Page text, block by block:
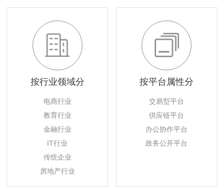
按行业领域分
电商行业
教育行业
金融行业
IT行业
传统企业
房地产行业
按平台属性分
交易型平台
供应链平台
办公协作平台
政务公开平台